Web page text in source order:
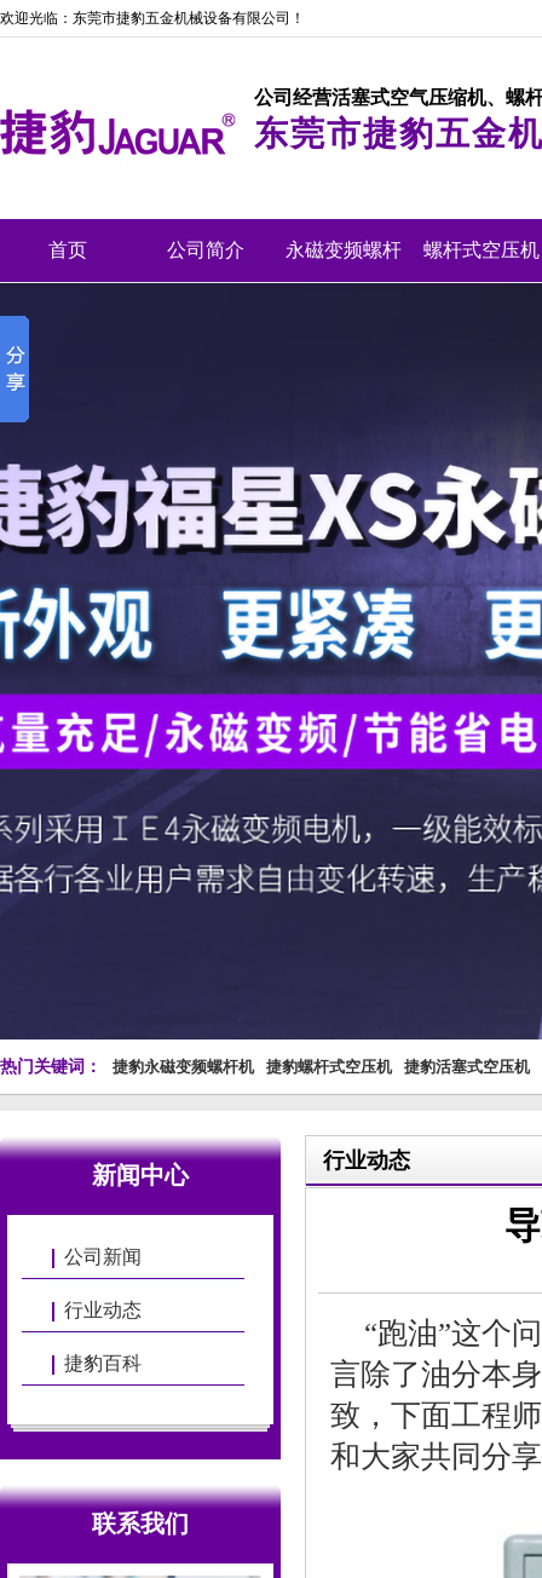
欢迎光临：东莞市捷豹五金机械设备有限公司！
公司经营活塞式空气压缩机、螺
东莞市捷豹五金
首页 公司简介 永磁变频螺杆 螺杆式空压机
热门关键词： 捷豹永磁变频螺杆机 捷豹螺杆式空压机 捷豹活塞式空压机
新闻中心
公司新闻
行业动态
捷豹百科
联系我们
行业动态
“跑油”这个
言除了油分本
致，下面工程
和大家共同分